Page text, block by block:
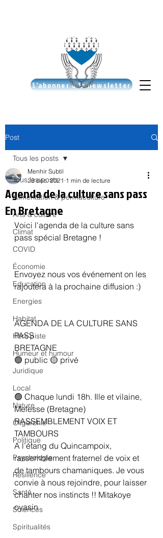
S'abonner à la newsletter
Post
Tous les posts
Alimentation & permaculture
Arts & culture
Climat
COVID
Économie
Education
Energies
Habitat
Hors piste
Humeur et humour
Juridique
Local
Nature
Oligarchie
Politique
Psychologie
Résilience
Santé
Sciences
Spiritualités
Tous les posts
Agenda de la culture sans pass
En Bretagne
Menhir Subtil
28 déc. 2021 1 min de lecture
Voici l'agenda de la culture sans
pass spécial Bretagne !
Envoyez nous vos événement on les
rajoutera à la prochaine diffusion :)
AGENDA DE LA CULTURE SANS
PASS
BRETAGNE
🟢 public 🟡 privé
🟢 Chaque lundi 18h. Ille et vilaine,
Melesse (Bretagne)
RASSEMBLEMENT VOIX ET
TAMBOURS
A l’étang du Quincampoix,
rassemblement fraternel de voix et
de tambours chamaniques. Je vous
convie à nous rejoindre, pour laisser
chanter nos instincts !! Mitakoye
oyasin